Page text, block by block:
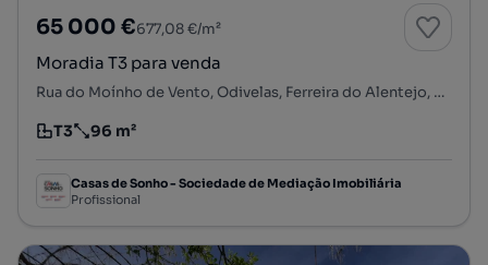
65 000 €677,08 €/m²
Moradia T3 para venda
Rua do Moínho de Vento, Odivelas, Ferreira do Alentejo, Beja
Tipologia
T3
Preço por metro quadrado
96 m²
Casas de Sonho - Sociedade de Mediação Imobiliária
Profissional